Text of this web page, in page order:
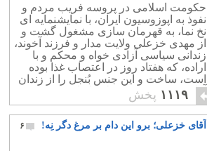
حکومت اسلامی در پروسه فریب مردم و
نفوذ به اپوزوسیون ایران، با نمایشنمایه ای
نخ نما، به قهرمان سازی مشغول گشت و
از مهدی خزعلی ولایت مدار و فرزند آخوند،
زندانی سیاسی آزادی خواه و محکم و با
اراده، که هفتاد روز در اعتصاب غذا بوده
است، ساخت و این جنس بُنجل را از زندان
آزاد کرده و به خورد ملت ایران داد.
۱۱۱۹ پخش
آقای خزعلی؛ برو این دام بر مرغ دگر نِه! ۶